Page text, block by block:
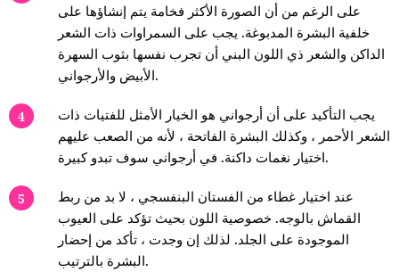
على الرغم من أن الصورة الأكثر فخامة يتم إنشاؤها على
خلفية البشرة المدبوغة. يجب على السمراوات ذات الشعر
الداكن والشعر ذي اللون البني أن تجرب نفسها بثوب السهرة
الأبيض والأرجواني.
يجب التأكيد على أن أرجواني هو الخيار الأمثل للفتيات ذات
الشعر الأحمر ، وكذلك البشرة الفاتحة ، لأنه من الصعب عليهم
اختيار نغمات داكنة. في أرجواني سوف تبدو كبيرة.
عند اختيار غطاء من الفستان البنفسجي ، لا بد من ربط
القماش بالوجه. خصوصية اللون بحيث تؤكد على العيوب
الموجودة على الجلد. لذلك إن وجدت ، تأكد من إحضار
البشرة بالترتيب.